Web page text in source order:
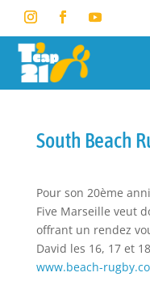
South Beach
Pour son 20ème
Five Marseille veut
offrant un rendez
David les 16, 17 et
www.beach-